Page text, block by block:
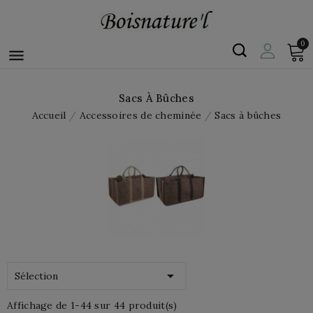

0
Sacs À Bûches
Accueil Accessoires de cheminée Sacs à bûches
Sélection 
Affichage de 1-44 sur 44 produit(s)